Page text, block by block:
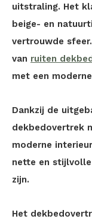
uitstraling. Het
beige- en
vertrouwde
van ruiten
met een
Dankzij de
dekbedovertrek
moderne
nette en
zijn.
Het